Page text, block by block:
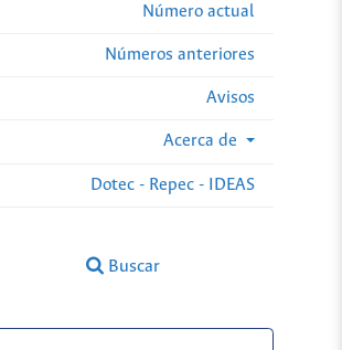
Número actual
Números anteriores
Avisos
Acerca de
Dotec - Repec - IDEAS
Buscar